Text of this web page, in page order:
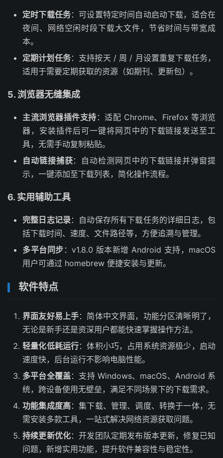
定时下载任务：可设置特定时间自动启动下载，适合在
夜间、网络空闲时段下载大文件，节省时间与带宽成
本。
定期计划任务：支持按天 / 周 / 月设置重复下载任务，
适用于需要定期获取的资源（如期刊、更新包）。
5. 浏览器无缝集成
主流浏览器插件支持 ：适配 Chrome、Firefox 等浏览
器，安装插件后可一键将网页中的下载链接发送至工
具，无需手动复制粘贴。
自动链接捕获：自动检测网页中的下载链接并弹窗提
示，一键添加至下载列表，简化操作流程。
6. 实用辅助工具
完整日志记录：自动保存所有下载任务的详细日志，包
括下载时间、速度、文件路径等，方便追溯与管理。
多平台同步 ：v1.8.0 版本新增 Android 支持，macOS
用户可通过 homebrew 便捷安装与更新。
软件特点
界面友好易上手：简体中文界面，功能分区清晰明了，
无论是新手还是资深用户都能快速掌握操作方法。
轻量化低耗运行：体积小巧，占用系统资源极少，启动
速度快，后台运行不影响电脑性能。
多平台全覆盖：支持 Windows、macOS、Android 系
统，跨设备使用无壁垒，满足不同场景下的下载需求。
功能集成度高：集下载、管理、调度、转换于一体，无
需安装多款工具，一站式解决网络资源获取问题。
持续更新优化：开发团队定期发布版本更新，修复已知
问题，新增实用功能，提升软件兼容性与稳定性。